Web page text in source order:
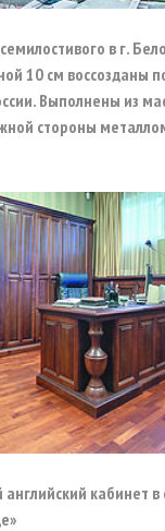
в г.
10 см воссозданы
Выполнены из
стороны
английский кабинет